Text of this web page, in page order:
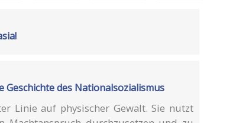
des Nationalsozialismus
Linie auf physischer Gewalt. Sie nutzt